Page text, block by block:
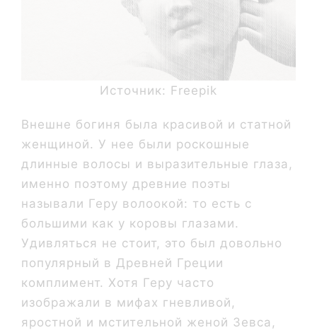
Источник: Freepik
Внешне богиня была красивой и статной
женщиной. У нее были роскошные
длинные волосы и выразительные глаза,
именно поэтому древние поэты
называли Геру волоокой: то есть с
большими как у коровы глазами.
Удивляться не стоит, это был довольно
популярный в Древней Греции
комплимент. Хотя Геру часто
изображали в мифах гневливой,
яростной и мстительной женой Зевса,